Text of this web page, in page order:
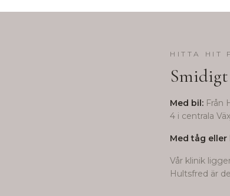
HITTA HIT
Med bil: Från
4 i centrala
Med tåg eller
Vår klinik
Hultsfred är